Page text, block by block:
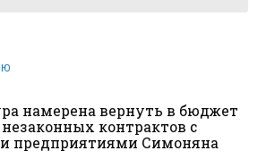
намерена вернуть в бюджет
контрактов с
предприятиями Симоняна